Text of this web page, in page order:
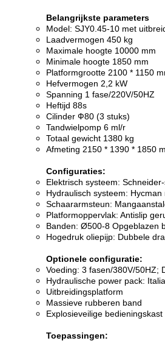
Belangrijkste parameters
Model: SJY0.45-10 met
Laadvermogen 450 kg
Maximale hoogte 10000 mm
Minimale hoogte 1850 mm
Platformgrootte 2100 * 1150
Hefvermogen 2,2 kW
Spanning 1 fase/220V/50HZ
Heftijd 88s
Cilinder Ф80 (3 stuks)
Tandwielpomp 6 ml/r
Totaal gewicht 1380 kg
Afmeting 2150 * 1390 * 1850
Configuraties:
Elektrisch systeem:
Hydraulisch systeem:
Schaararmsteun:
Platformoppervlak: Antislip
Banden: Ø500-8 Opgeblazen
Hogedruk oliepijp: Dubbele
Optionele configuratie:
Voeding: 3 fasen/380V/50HZ;
Hydraulische power pack:
Uitbreidingsplatform
Massieve rubberen band
Explosieveilige bedieningskast
Toepassingen: